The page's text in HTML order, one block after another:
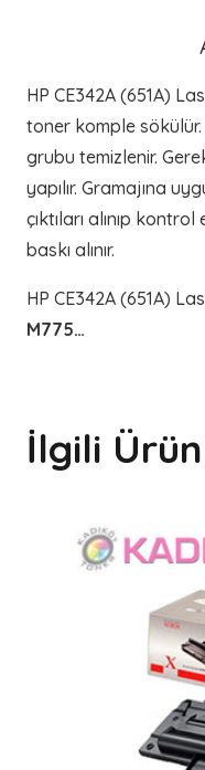
HP CE342A (651A)
toner komple sökülür.
grubu temizlenir.
yapılır. Gramajına
çıktıları alınıp
baskı alınır.
HP CE342A (651A)
M775…
İlgili